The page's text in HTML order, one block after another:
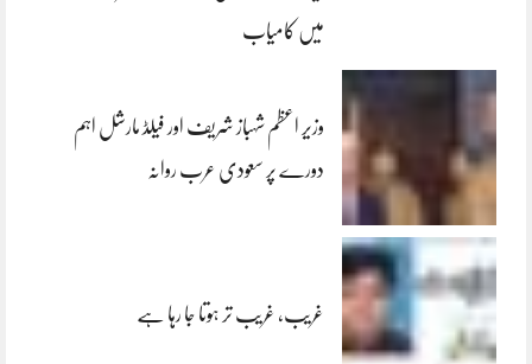
میں کامیاب
وزیر اعظم شہباز شریف اور فیلڈ مارشل اہم
دورے پر سعودی عرب روانہ
غریب، غریب تر ہوتا جا رہا ہے